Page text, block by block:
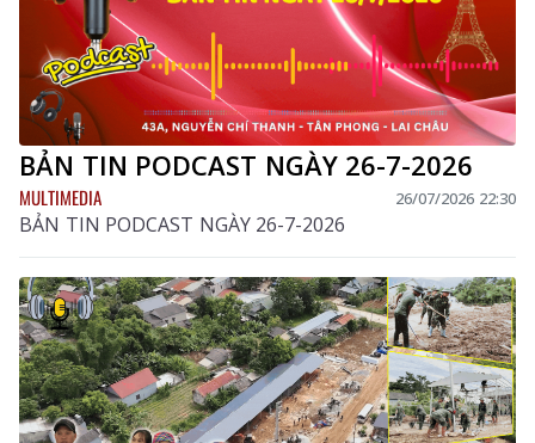
BẢN TIN PODCAST NGÀY 26-7-2026
MULTIMEDIA 26/07/2026 22:30
BẢN TIN PODCAST NGÀY 26-7-2026